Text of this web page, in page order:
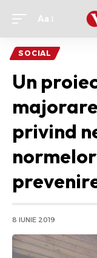
Ajustor
font
Aa
SOCIAL
Un
privind
8 IUNIE 2019